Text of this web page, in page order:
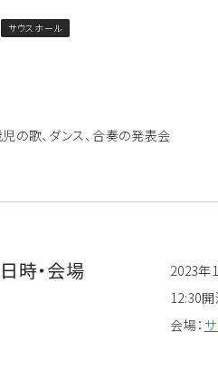
サウスホール
の歌、ダンス、合奏の発表会
時・会場
2023年1
12:30
会場：